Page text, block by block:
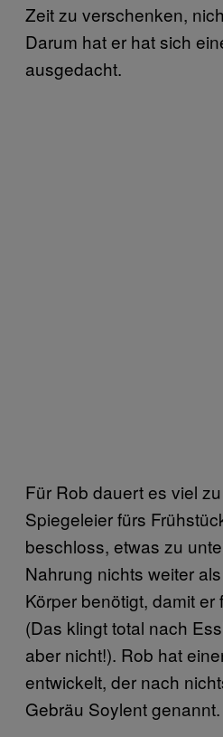
Zeit zu verschenken,
Darum hat er hat sich
ausgedacht.
Für Rob dauert es viel
Spiegeleier fürs
beschloss, etwas zu
Nahrung nichts weiter
Körper benötigt, damit er
(Das klingt total nach
aber nicht!). Rob hat
entwickelt, der nach
Gebräu Soylent genannt.